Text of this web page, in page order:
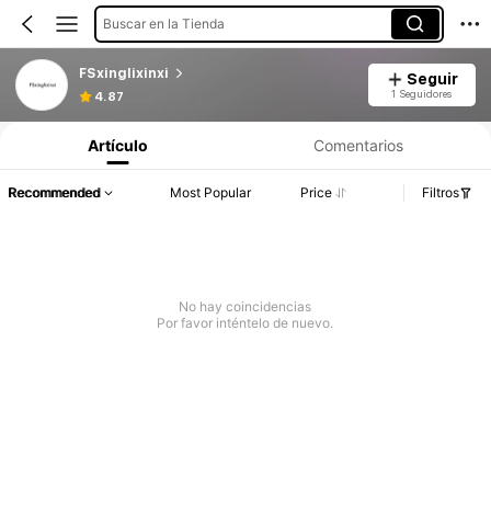
Buscar en la Tienda
FSxinglixinxi
4.87
Seguir
1 Seguidores
Artículo Comentarios
Recommended Most Popular Price Filtros
No hay coincidencias
Por favor inténtelo de nuevo.